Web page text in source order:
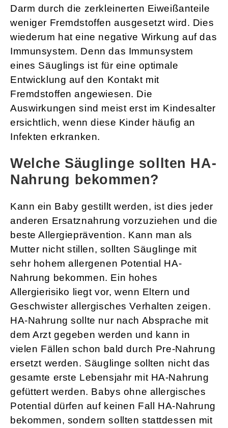
Darm durch die zerkleinerten Eiweißanteile
weniger Fremdstoffen ausgesetzt wird. Dies
wiederum hat eine negative Wirkung auf das
Immunsystem. Denn das Immunsystem
eines Säuglings ist für eine optimale
Entwicklung auf den Kontakt mit
Fremdstoffen angewiesen. Die
Auswirkungen sind meist erst im Kindesalter
ersichtlich, wenn diese Kinder häufig an
Infekten erkranken.
Welche Säuglinge sollten HA-
Nahrung bekommen?
Kann ein Baby gestillt werden, ist dies jeder
anderen Ersatznahrung vorzuziehen und die
beste Allergieprävention. Kann man als
Mutter nicht stillen, sollten Säuglinge mit
sehr hohem allergenen Potential HA-
Nahrung bekommen. Ein hohes
Allergierisiko liegt vor, wenn Eltern und
Geschwister allergisches Verhalten zeigen.
HA-Nahrung sollte nur nach Absprache mit
dem Arzt gegeben werden und kann in
vielen Fällen schon bald durch Pre-Nahrung
ersetzt werden. Säuglinge sollten nicht das
gesamte erste Lebensjahr mit HA-Nahrung
gefüttert werden. Babys ohne allergisches
Potential dürfen auf keinen Fall HA-Nahrung
bekommen, sondern sollten stattdessen mit